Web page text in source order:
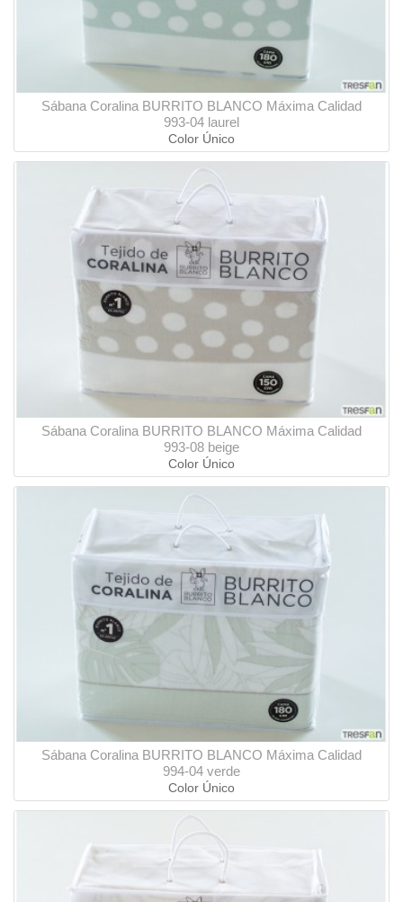
Sábana Coralina BURRITO BLANCO Máxima Calidad
993-04 laurel
Color Único
Sábana Coralina BURRITO BLANCO Máxima Calidad
993-08 beige
Color Único
Sábana Coralina BURRITO BLANCO Máxima Calidad
994-04 verde
Color Único